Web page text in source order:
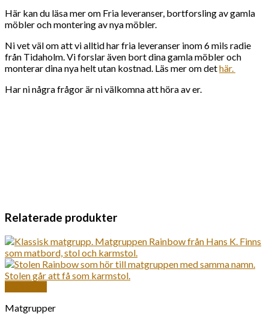
Här kan du läsa mer om Fria leveranser, bortforsling av gamla
möbler och montering av nya möbler.
Ni vet väl om att vi alltid har fria leveranser inom 6 mils radie
från Tidaholm. Vi forslar även bort dina gamla möbler och
monterar dina nya helt utan kostnad. Läs mer om dethär.
Har ni några frågor är ni välkomna att höra av er.
Relaterade produkter
Matgrupper